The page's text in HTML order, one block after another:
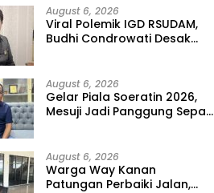
August 6, 2026
Viral Polemik IGD RSUDAM,
Budhi Condrowati Desak
August 6, 2026
Gelar Piala Soeratin 2026,
Mesuji Jadi Panggung Sepak
August 6, 2026
Warga Way Kanan
Patungan Perbaiki Jalan,